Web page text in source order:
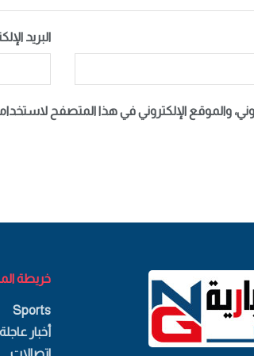
البريد
والموقع الإلكتروني في هذا المتصفح
خريطة
Sports
أخبار عاجلة
اتصالات